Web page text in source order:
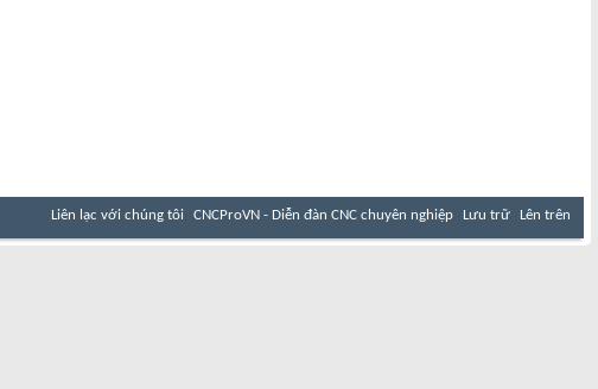
Liên lạc với chúng tôi CNCProVN - Diễn đàn CNC chuyên nghiệp Lưu trữ Lên trên